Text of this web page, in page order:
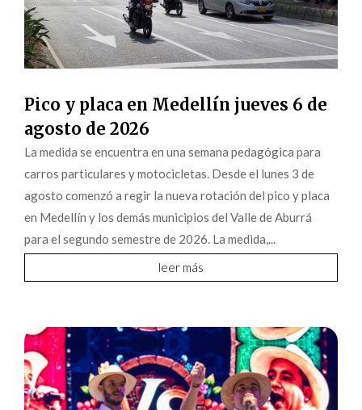
Pico y placa en Medellín jueves 6 de
agosto de 2026
La medida se encuentra en una semana pedagógica para
carros particulares y motocicletas. Desde el lunes 3 de
agosto comenzó a regir la nueva rotación del pico y placa
en Medellín y los demás municipios del Valle de Aburrá
para el segundo semestre de 2026. La medida,...
leer más